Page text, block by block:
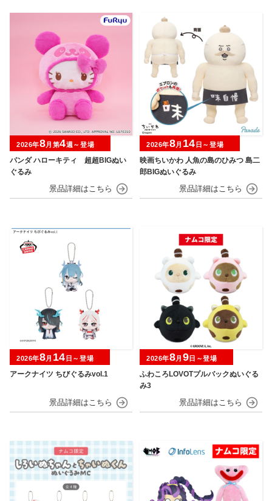
パンダ ハローキティ 超超BIGぬい
ぐるみ
2026年8月第4週～登場
映画ちいかわ 人魚の島のひみつ 島二
郎BIGぬいぐるみ
2026年8月 14 日～登場
アークナイツ ちびぐるみvol.1
2026年8月 14 日～登場
ふわころLOVOTプルバックぬいぐる
み3
2026年8月 9日～登場